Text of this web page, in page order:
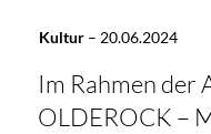
Kultur– 20.06.2024
Im Rahmen der
OLDEROCK –